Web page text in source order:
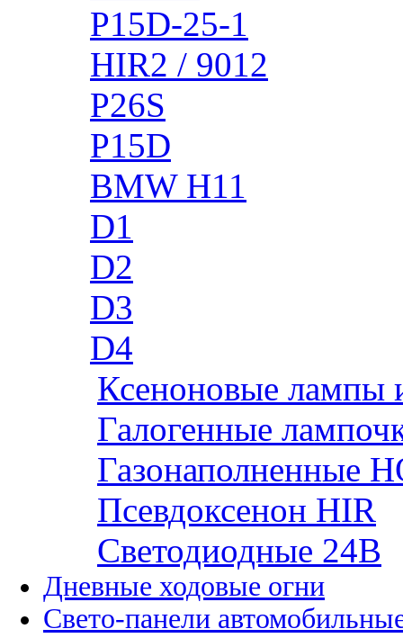
P15D-25-1
HIR2 / 9012
P26S
P15D
BMW H11
D1
D2
D3
D4
Ксеноновые лампы
Галогенные
Газонаполненные
Псевдоксенон HIR
Cветодиодные 24B
Дневные ходовые огни
Свето-панели